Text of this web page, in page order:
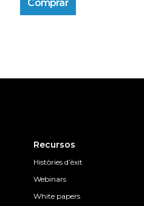
Comprar
Recursos
Històries d’èxit
Webinars
White papers